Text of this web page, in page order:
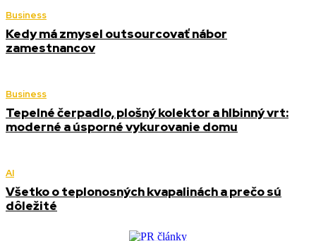
Business
Kedy má zmysel outsourcovať nábor
zamestnancov
Business
Tepelné čerpadlo, plošný kolektor a hlbinný vrt:
moderné a úsporné vykurovanie domu
AI
Všetko o teplonosných kvapalinách a prečo sú
dôležité